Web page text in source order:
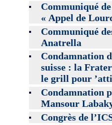
Communiqué
« Appel de
Communiqué
Anatrella
Condamnation
suisse : la
le grill pour
Condamnation
Mansour
Congrès de